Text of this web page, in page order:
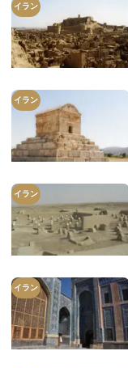
イラン
イラン
イラン
イラン